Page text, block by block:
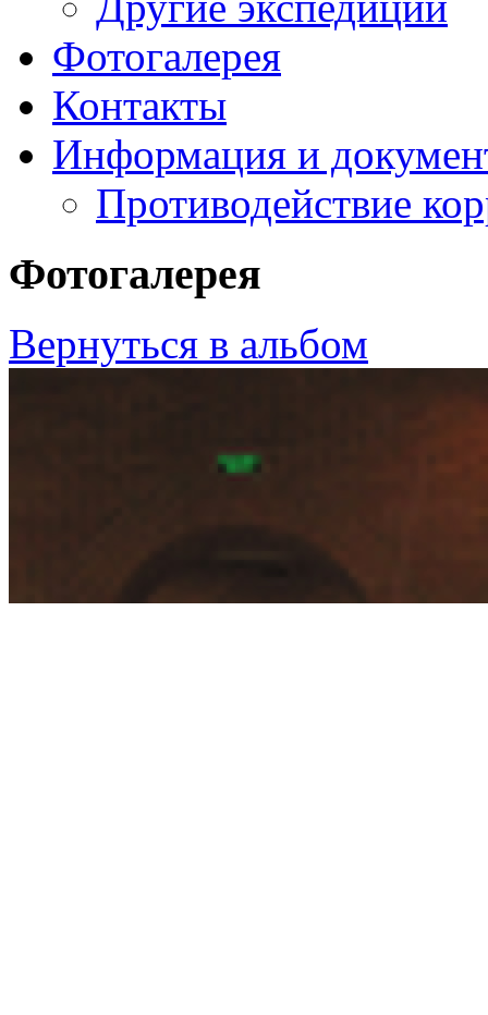
Фотогалерея
Контакты
Информация и
Противодействие
Фотогалерея
Вернуться в альбом